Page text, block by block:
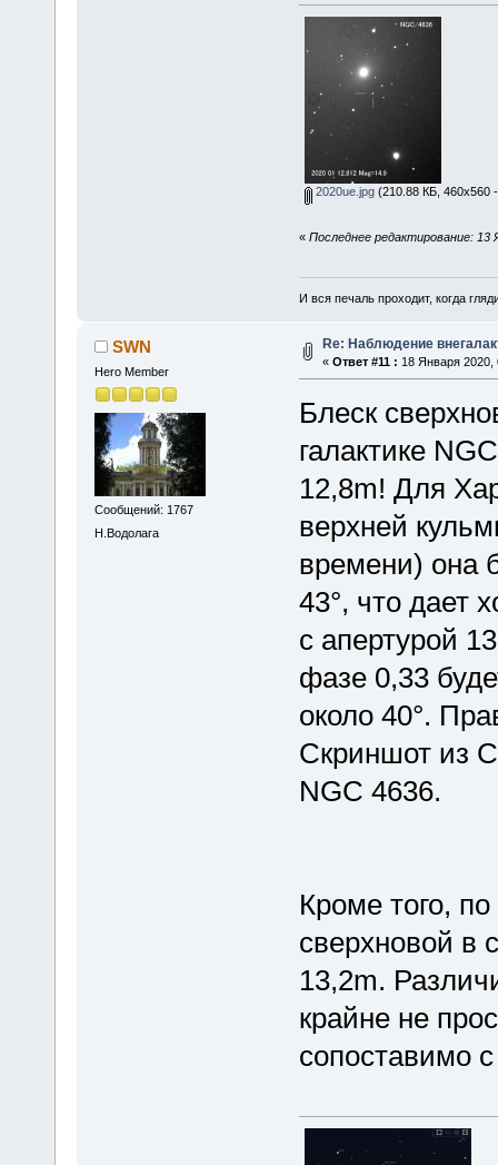
2020ue.jpg(210.88 КБ, 460x560
« Последнее редактирование: 13
И вся печаль проходит, когда
SWN
Hero Member
Сообщений: 1767
Н.Водолага
Re: Наблюдение
« Ответ #11 : 18 Января 2020,
Блеск
галактике
12,8m! Для
верхней
времени) она
43°, что дает
с апертурой
фазе 0,33
около 40°.
Скриншот из
NGC 4636.
Кроме того,
сверхновой в
13,2m.
крайне не
сопоставимо